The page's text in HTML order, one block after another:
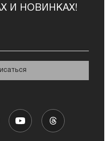
И НОВИНКАХ!